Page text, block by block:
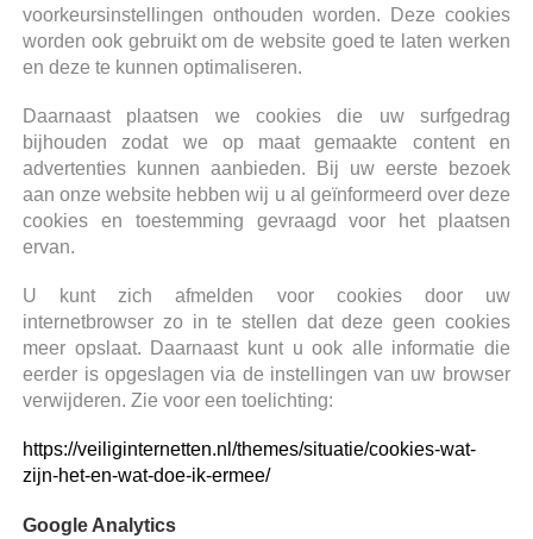
voorkeursinstellingen onthouden worden. Deze cookies
worden ook gebruikt om de website goed te laten werken
en deze te kunnen optimaliseren.
Daarnaast plaatsen we cookies die uw surfgedrag
bijhouden zodat we op maat gemaakte content en
advertenties kunnen aanbieden. Bij uw eerste bezoek
aan onze website hebben wij u al geïnformeerd over deze
cookies en toestemming gevraagd voor het plaatsen
ervan.
U kunt zich afmelden voor cookies door uw
internetbrowser zo in te stellen dat deze geen cookies
meer opslaat. Daarnaast kunt u ook alle informatie die
eerder is opgeslagen via de instellingen van uw browser
verwijderen. Zie voor een toelichting:
https://veiliginternetten.nl/themes/situatie/cookies-wat-
zijn-het-en-wat-doe-ik-ermee/
Google Analytics